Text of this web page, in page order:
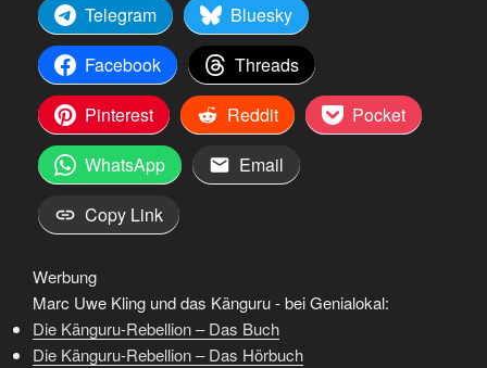
Telegram
Bluesky
Facebook
Threads
Pinterest
Reddit
Pocket
WhatsApp
Email
Copy Link
Werbung
Marc Uwe Kling und das Känguru - bei Genialokal:
Die Känguru-Rebellion – Das Buch
Die Känguru-Rebellion – Das Hörbuch